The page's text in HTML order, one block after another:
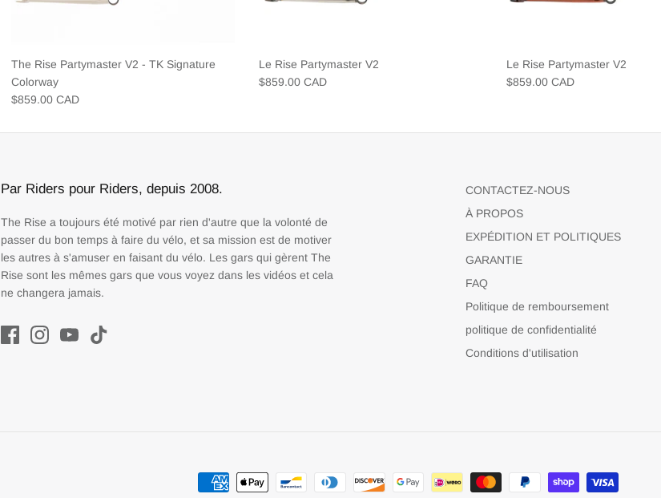
The Rise Partymaster V2 - TK Signature
Colorway
$859.00 CAD
Le Rise Partymaster V2
$859.00 CAD
Le Rise Partymaster V2
$859.00 CAD
Par Riders pour Riders, depuis 2008.
The Rise a toujours été motivé par rien d'autre que la volonté de
passer du bon temps à faire du vélo, et sa mission est de motiver
les autres à s'amuser en faisant du vélo. Les gars qui gèrent The
Rise sont les mêmes gars que vous voyez dans les vidéos et cela
ne changera jamais.
CONTACTEZ-NOUS
À PROPOS
EXPÉDITION ET POLITIQUES
GARANTIE
FAQ
Politique de remboursement
politique de confidentialité
Conditions d'utilisation